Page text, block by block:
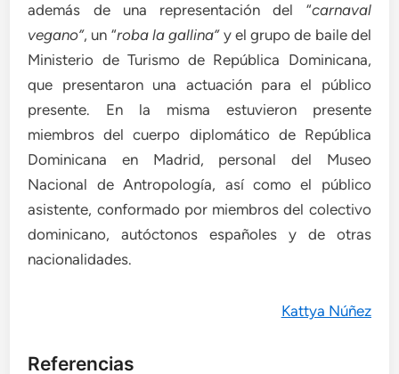
además de una representación del “carnaval
vegano”, un “roba la gallina”y el grupo de baile del
Ministerio de Turismo de República Dominicana,
que presentaron una actuación para el público
presente. En la misma estuvieron presente
miembros del cuerpo diplomático de República
Dominicana en Madrid, personal del Museo
Nacional de Antropología, así como el público
asistente, conformado por miembros del colectivo
dominicano, autóctonos españoles y de otras
nacionalidades.
Kattya Núñez
Referencias